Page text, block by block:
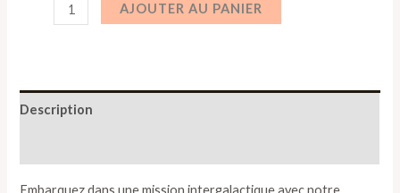
AJOUTER AU PANIER
Description
Embarquez dans une mission intergalactique avec notre